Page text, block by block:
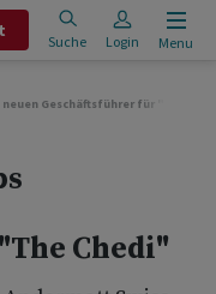
Suche Login Menu
Geschäftsführer für "The
Chedi"